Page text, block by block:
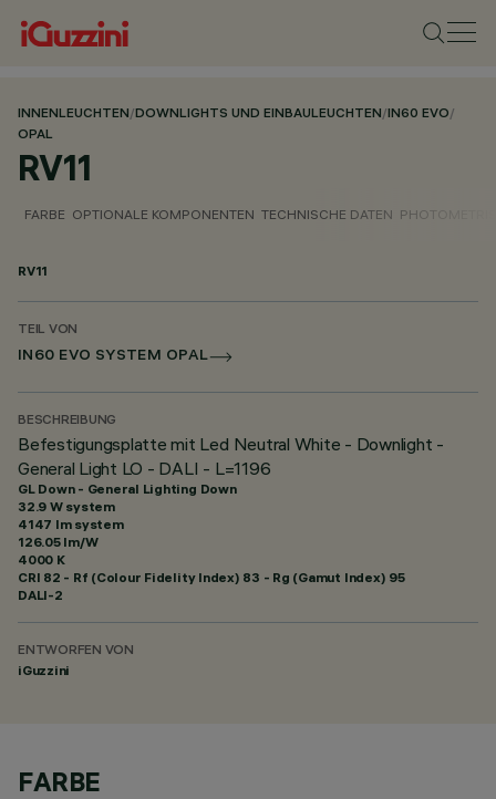
INNENLEUCHTEN/DOWNLIGHTS UND EINBAULEUCHTEN/IN60 EVO/
OPAL
RV11
FARBE OPTIONALE KOMPONENTEN TECHNISCHE DATEN
RV11
TEIL VON
IN60 EVO SYSTEM OPAL
BESCHREIBUNG
Befestigungsplatte mit Led Neutral White - Downlight -
General Light LO - DALI - L=1196
GL Down - General Lighting Down
32.9 W system
4147 lm system
126.05 lm/W
4000 K
CRI 82 - Rf (Colour Fidelity Index) 83 - Rg (Gamut Index) 95
DALI-2
ENTWORFEN VON
iGuzzini
FARBE